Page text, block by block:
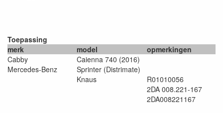
Toepassing
merk
model
opmerkingen
Cabby
Caienna 740 (2016)
Mercedes-Benz
Sprinter (Distrimate)
Knaus
R01010056
2DA 008.221-167
2DA008221167